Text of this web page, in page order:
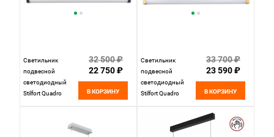
Светильник
подвесной
светодиодный
Stilfort Quadro
32 500 ₽
22 750 ₽
В КОРЗИНУ
Светильник
подвесной
светодиодный
Stilfort Quadro
33 700 ₽
23 590 ₽
В КОРЗИНУ